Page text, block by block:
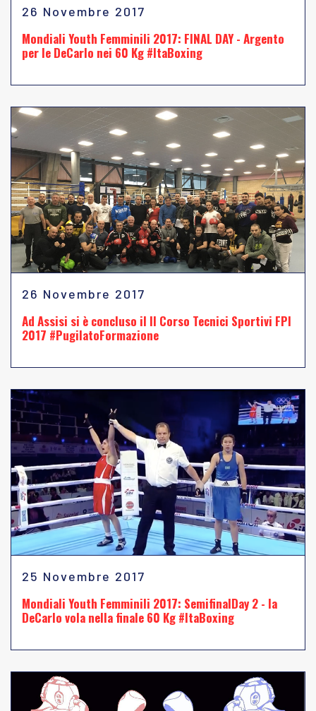
26 Novembre 2017
Mondiali Youth Femminili 2017: FINAL DAY - Argento
per le DeCarlo nei 60 Kg #ItaBoxing
26 Novembre 2017
Ad Assisi si è concluso il II Corso Tecnici Sportivi FPI
2017 #PugilatoFormazione
25 Novembre 2017
Mondiali Youth Femminili 2017: SemifinalDay 2 - la
DeCarlo vola nella finale 60 Kg #ItaBoxing